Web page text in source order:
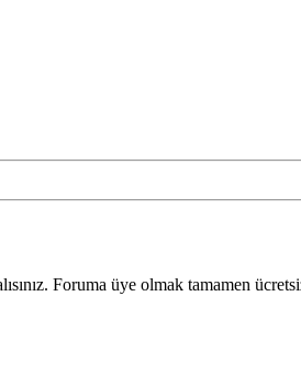
Foruma üye olmak tamamen